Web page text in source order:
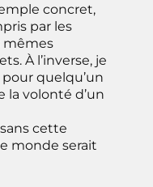
concret,
par les
mêmes
À l’inverse, je
quelqu’un
la volonté d’un
cette
monde serait